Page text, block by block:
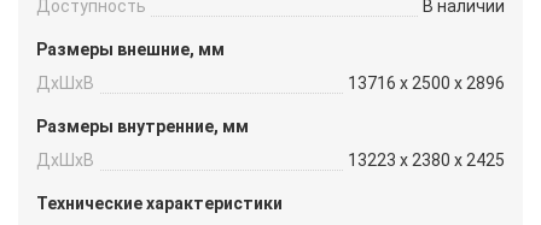
Доступность В наличии
Размеры внешние, мм
ДxШxВ
13716 x 2500 x 2896
Размеры внутренние, мм
ДxШxВ
13223 x 2380 x 2425
Технические характеристики